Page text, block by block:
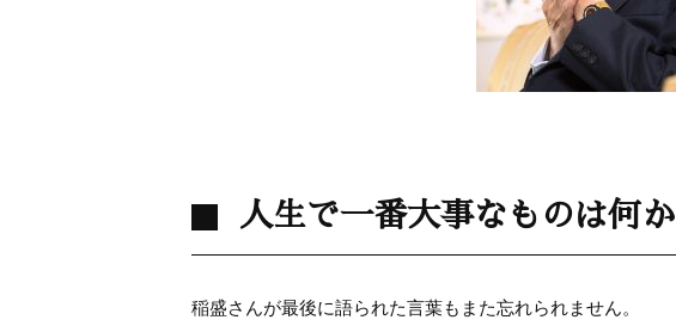
人生で一番大事なものは何か
稲盛さんが最後に語られた言葉もまた忘れられません。